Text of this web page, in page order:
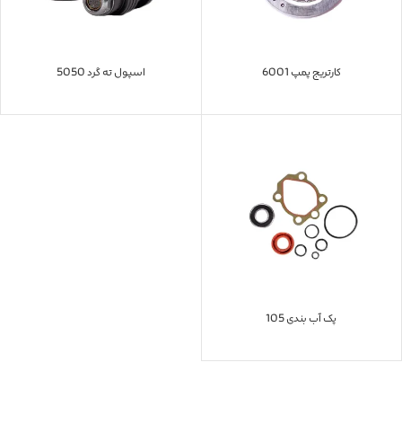
کارتریج پمپ 6001 اسپول ته گرد 5050
پک آب بندی 105